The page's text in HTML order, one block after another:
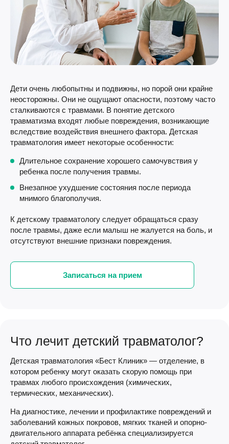
Дети очень любопытны и подвижны, но порой они крайне
неосторожны. Они не ощущают опасности, поэтому часто
сталкиваются с травмами. В понятие детского
травматизма входят любые повреждения, возникающие
вследствие воздействия внешнего фактора. Детская
травматология имеет некоторые особенности:
Длительное сохранение хорошего самочувствия у
ребенка после получения травмы.
Внезапное ухудшение состояния после периода
мнимого благополучия.
К детскому травматологу следует обращаться сразу
после травмы, даже если малыш не жалуется на боль, и
отсутствуют внешние признаки повреждения.
Записаться на прием
Что лечит детский травматолог?
Детская травматология «Бест Клиник» — отделение, в
котором ребенку могут оказать скорую помощь при
травмах любого происхождения (химических,
термических, механических).
На диагностике, лечении и профилактике повреждений и
заболеваний кожных покровов, мягких тканей и опорно-
двигательного аппарата ребёнка специализируется